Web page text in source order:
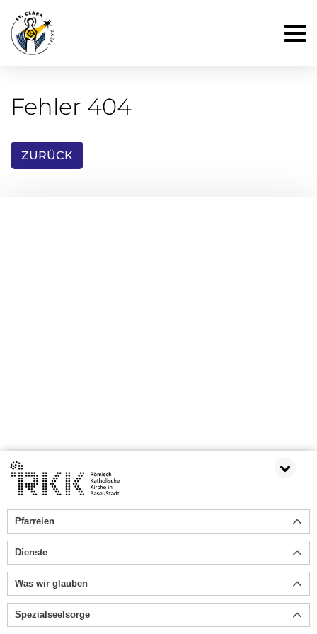
Fehler 404
ZURÜCK
Pfarreien
Dienste
Was wir glauben
Spezialseelsorge